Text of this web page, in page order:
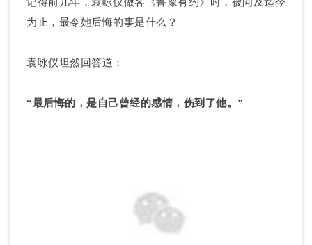
为止，最令她后悔的事是什么？
袁咏仪坦然回答道：
“最后悔的，是自己曾经的感情，伤到了他。”